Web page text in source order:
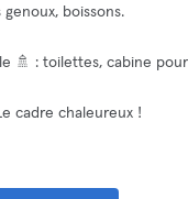
boissons.
🚿 : toilettes, cabine
cadre chaleureux !